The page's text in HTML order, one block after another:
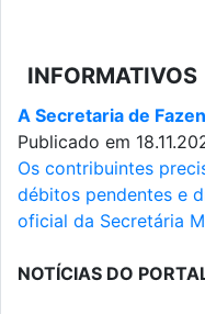
INFORMATIVOS
A Secretaria de
Publicado em
Os contribuintes
débitos pendentes e
oficial da Secretária
NOTÍCIAS DO